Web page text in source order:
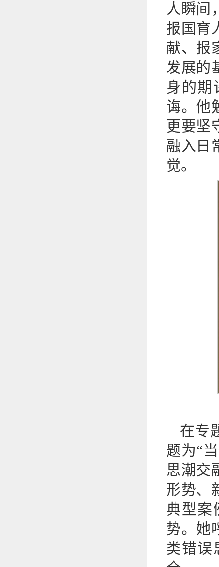
人瞬间
报国育
献、报
发展的
身的期
诲。他
更要坚
融入日
觉。
在专
题为“
思潮交
形势、
典型案
势。她
类错误